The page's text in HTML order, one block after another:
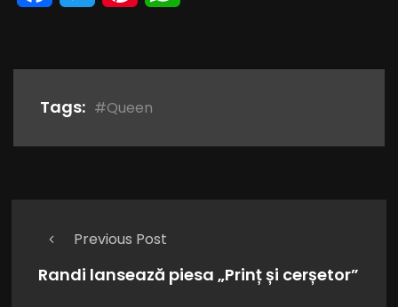
Tags: #Queen
Previous Post
Randi lansează piesa „Prinț și cerșetor”